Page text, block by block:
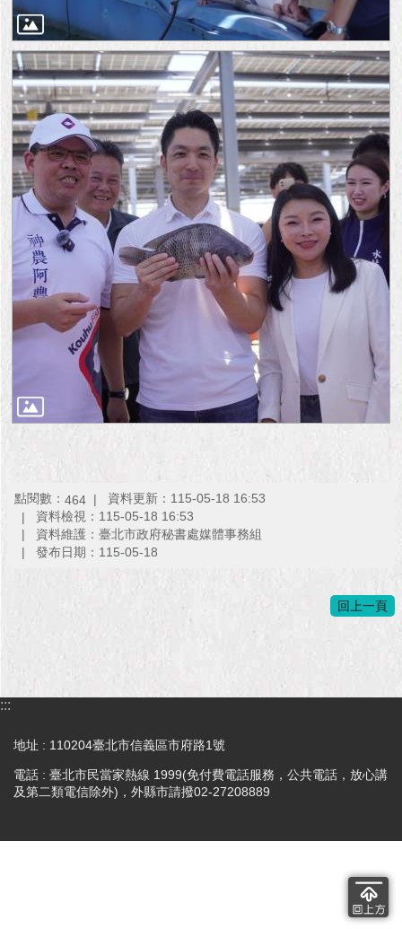
點閱數： 464
資料更新：115-05-18 16:53
資料檢視：115-05-18 16:53
資料維護：臺北市政府秘書處媒體事務組
發布日期：115-05-18
回上一頁
:::
地址 : 110204臺北市信義區市府路1號
電話 : 臺北市民當家熱線 1999(免付費電話服務，公共電話，放心講
及第二類電信除外)，外縣市請撥02-27208889